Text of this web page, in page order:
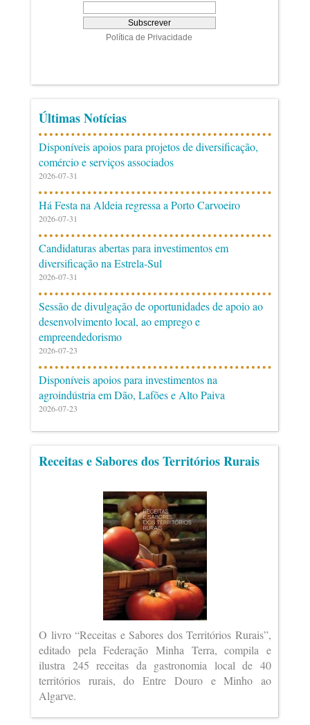
Últimas Notícias
Disponíveis apoios para projetos de diversificação,
comércio e serviços associados
2026-07-31
Há Festa na Aldeia regressa a Porto Carvoeiro
2026-07-31
Candidaturas abertas para investimentos em
diversificação na Estrela-Sul
2026-07-31
Sessão de divulgação de oportunidades de apoio ao
desenvolvimento local, ao emprego e
empreendedorismo
2026-07-23
Disponíveis apoios para investimentos na
agroindústria em Dão, Lafões e Alto Paiva
2026-07-23
Receitas e Sabores dos Territórios Rurais
O livro “Receitas e Sabores dos Territórios Rurais”,
editado pela Federação Minha Terra, compila e
ilustra 245 receitas da gastronomia local de 40
territórios rurais, do Entre Douro e Minho ao
Algarve.